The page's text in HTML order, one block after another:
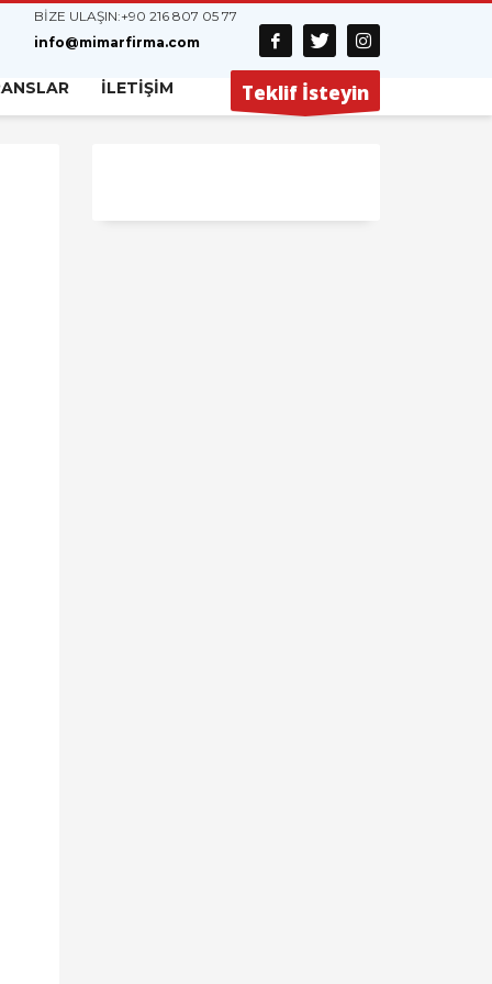
BİZE ULAŞIN:+90 216 807 05 77
info@mimarfirma.com
İLETİŞİM Teklif İsteyin